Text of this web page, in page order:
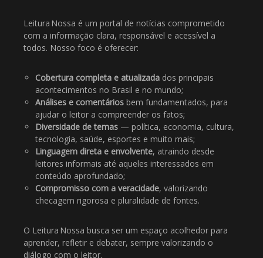
Leitura Nossa é um portal de notícias comprometido
com a informação clara, responsável e acessível a
todos. Nosso foco é oferecer:
Cobertura completa e atualizada dos principais
acontecimentos no Brasil e no mundo;
Análises e comentários bem fundamentados, para
ajudar o leitor a compreender os fatos;
Diversidade de temas — política, economia, cultura,
tecnologia, saúde, esportes e muito mais;
Linguagem direta e envolvente, atraindo desde
leitores informais até aqueles interessados em
conteúdo aprofundado;
Compromisso com a veracidade, valorizando
checagem rigorosa e pluralidade de fontes.
O Leitura Nossa busca ser um espaço acolhedor para
aprender, refletir e debater, sempre valorizando o
diálogo com o leitor.